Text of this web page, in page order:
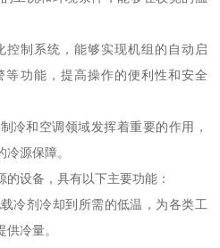
控制系统，能够实现机组的自动启
功能，提高操作的便利性和安全
冷和空调领域发挥着重要的作用，
源保障。
设备，具有以下主要功能：
冷剂冷却到所需的低温，为各类工
冷量。